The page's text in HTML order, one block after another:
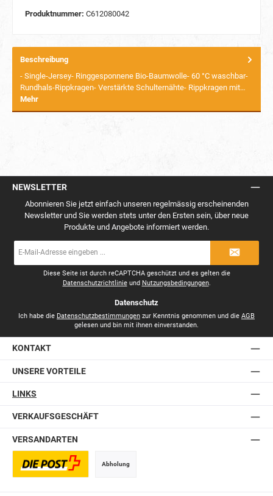
Produktnummer: C612080042
Beschreibung
- Single-Jersey- Ringgesponnene Bio-Baumwolle- 60 °C waschbar-
Rundhals-Rippkragen- Verstärkte Schulternähte- Rippkragen mit…
Mehr
NEWSLETTER
Abonnieren Sie jetzt einfach unseren regelmässig erscheinenden
Newsletter und Sie werden stets unter den Ersten sein, über neue
Produkte und Angebote informiert werden.
Mail-
Diese Seite ist durch reCAPTCHA geschützt und es gelten die
Datenschutzrichtlinieund Nutzungsbedingungen.
Datenschutz
Ich habe die Datenschutzbestimmungen zur Kenntnis genommen und die AGB
gelesen und bin mit ihnen einverstanden.
KONTAKT
UNSERE VORTEILE
LINKS
VERKAUFSGESCHÄFT
VERSANDARTEN
Abholung